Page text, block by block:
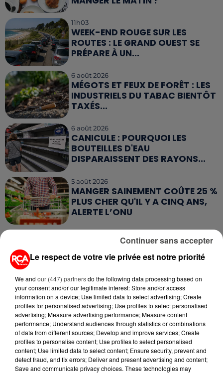
11h03
WEEK-END ROUGE SUR LES
ROUTES : LE GRAND OUEST SE
PRÉPARE À UN...
6 août 2026
MÉGOTS ET FEUX DE FORÊT : LES
INDUSTRIELS DU TABAC BIENTÔT
TAXÉS...
6 août 2026
CANICULE : POURQUOI LES
BOUTEILLES D'EAU
DISPARAISSENT DES RAYONS...
5 août 2026
MANGER SAINEMENT COÛTE 25 %
PLUS CHER QU'IL Y A CINQ ANS,
ALERTE L’ONU
QUELLES SONT LES MARQUES QUI
OFFRENT LE MEILLEUR RAPPORT...
RETROUVEZ TOUTE L'ACTU DE LA RÉGION ET
RECEVEZ LES ALERTES INFOS DE LA RÉDACTION
EN TÉLÉCHARGEANT L'APPLICATION MOBILE
RCA
Le respect de votre vie privée est notre priorité
We and our (447) partnersdo the following data processing based on
your consent and/or our legitimate interest: Store and/or access
information on a device; Use limited data to select advertising; Create
profiles for personalised advertising; Use profiles to select personalised
advertising; Measure advertising performance; Measure content
performance; Understand audiences through statistics or combinations
of data from different sources; Develop and improve services; Create
profiles to personalise content; Use profiles to select personalised
content; Use limited data to select content; Ensure security, prevent and
detect fraud, and fix errors; Deliver and present advertising and content;
Save and communicate privacy choices. These technologies may
Continuer sans accepter